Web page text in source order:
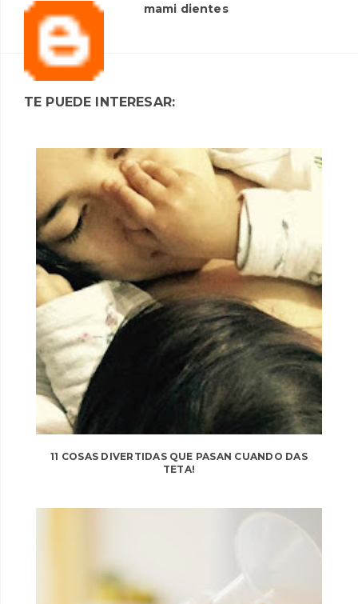
mami dientes
TE PUEDE INTERESAR:
11 COSAS DIVERTIDAS QUE PASAN CUANDO DAS
TETA!